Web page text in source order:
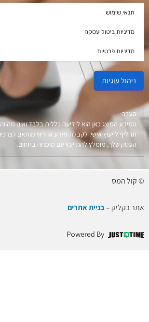
תנאי שימוש
מדיניות ביטול עסקה
מדיניות פרטיות
ניהול עוגיות
הערה:
המידע המוצג כאן הוא לידיעה כללית בלבד ואינו מהווה
תחליף לייעוץ אישי. לקבלת מידע או ליווי מותאם
העסק שלך, מומלץ להתייעץ עם מומחה בתחום.
© קול המס
אתר בקליק – בניית אתרים
Powered By